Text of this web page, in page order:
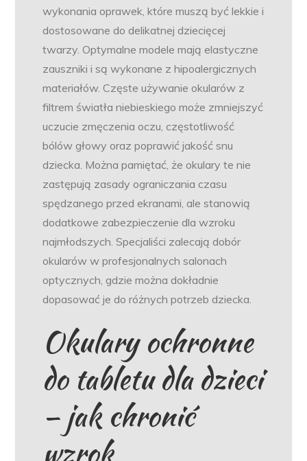
wykonania oprawek, które muszą być lekkie i
dostosowane do delikatnej dziecięcej
twarzy. Optymalne modele mają elastyczne
zauszniki i są wykonane z hipoalergicznych
materiałów. Częste używanie okularów z
filtrem światła niebieskiego może zmniejszyć
uczucie zmęczenia oczu, częstotliwość
bólów głowy oraz poprawić jakość snu
dziecka. Można pamiętać, że okulary te nie
zastępują zasady ograniczania czasu
spędzanego przed ekranami, ale stanowią
dodatkowe zabezpieczenie dla wzroku
najmłodszych. Specjaliści zalecają dobór
okularów w profesjonalnych salonach
optycznych, gdzie można dokładnie
dopasować je do różnych potrzeb dziecka.
Okulary ochronne
do tabletu dla dzieci
– jak chronić
wzrok